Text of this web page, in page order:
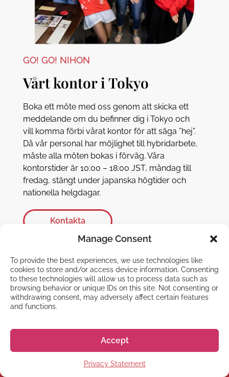
Manage Consent
To provide the best experiences, we use technologies like
cookies to store and/or access device information. Consenting
to these technologies will allow us to process data such as
browsing behavior or unique IDs on this site. Not consenting or
withdrawing consent, may adversely affect certain features
and functions.
Accept
Privacy Statement
GO! GO! NIHON
Vårt kontor i Tokyo
Boka ett möte med oss genom att skicka ett
meddelande om du befinner dig i Tokyo och
vill komma förbi vårat kontor för att säga ”hej”.
Då vår personal har möjlighet till hybridarbete,
måste alla möten bokas i förväg. Våra
kontorstider är 10:00 – 18:00 JST, måndag till
fredag, stängt under japanska högtider och
nationella helgdagar.
Kontakta